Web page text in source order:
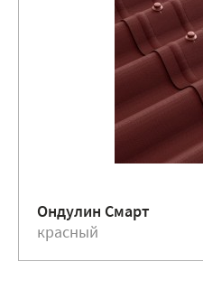
Ондулин Смарт
красный